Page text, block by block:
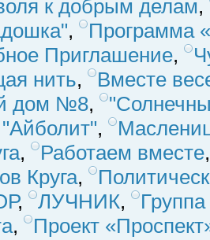
к добрым делам,
,
Программа
Приглашение,
нить,
Вместе
дом №8,
,
, Работаем вместе
Круга,
, ЛУЧНИК,
,
Проект